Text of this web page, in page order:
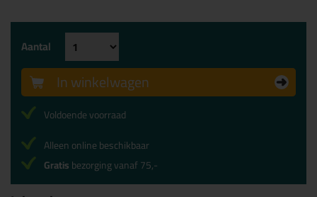
Aantal
In winkelwagen
Voldoende voorraad
Alleen online beschikbaar
Gratisbezorging vanaf 75,-